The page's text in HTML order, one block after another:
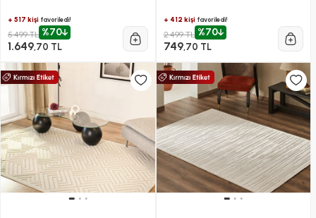
+ 517 kişi favoriledi!
5.499 TL %70
1.649,70 TL
+ 412 kişifavoriledi!
2.499 TL %70
749,70 TL